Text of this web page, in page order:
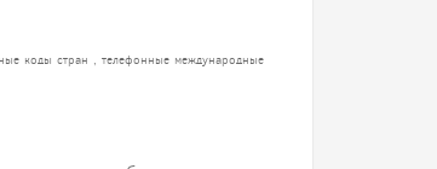
коды стран , телефонные международные